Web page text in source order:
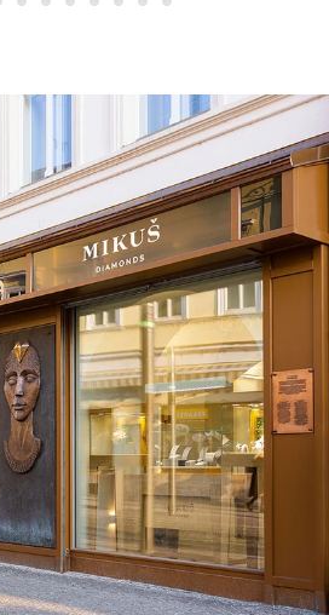
4 5 6 7 8 9 10